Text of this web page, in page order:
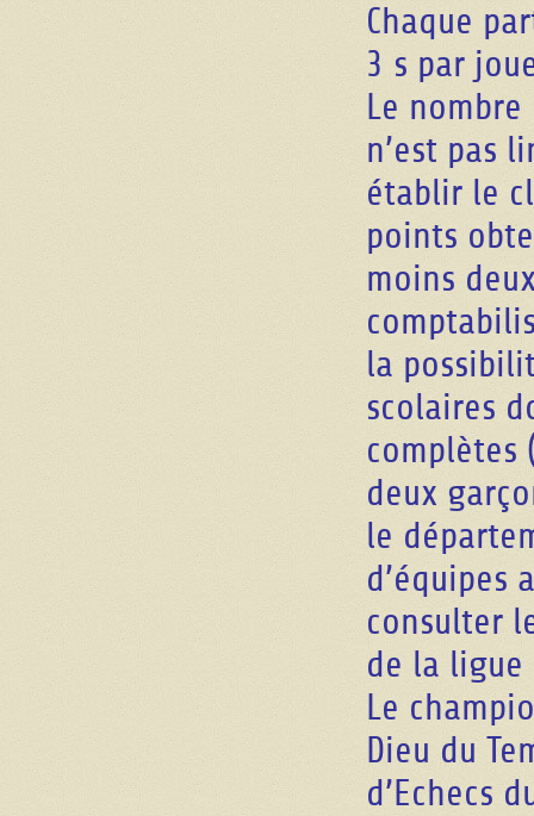
Chaque
3 s par
Le
n’est pas
établir le
points
moins
la
scolaires
complètes
deux
le
d’équipes
consulter
de la ligue
Le
Dieu du
d’Echecs